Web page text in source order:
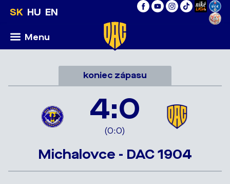
SK HU EN
Menu
koniec zápasu
4:0
(0:0)
Michalovce - DAC 1904